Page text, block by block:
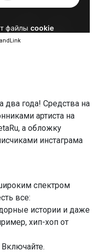
два года! Средства на
артиста на
а обложку
инстаграма
спектром
все:
истории и даже
хип-хоп от
Включайте.